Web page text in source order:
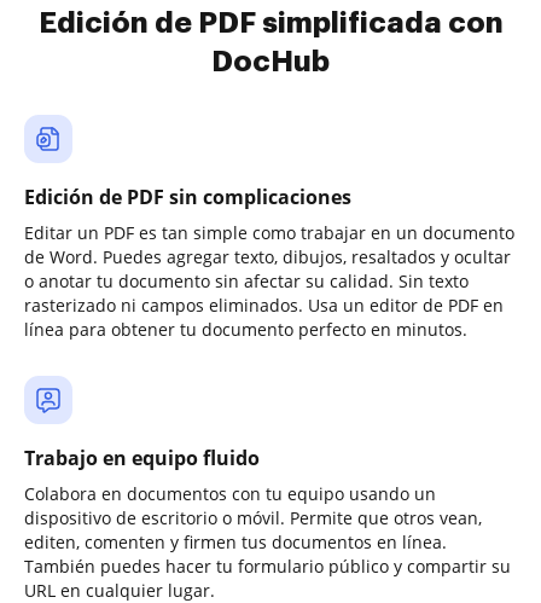
Edición de PDF simplificada con
DocHub
Edición de PDF sin complicaciones
Editar un PDF es tan simple como trabajar en un documento
de Word. Puedes agregar texto, dibujos, resaltados y ocultar
o anotar tu documento sin afectar su calidad. Sin texto
rasterizado ni campos eliminados. Usa un editor de PDF en
línea para obtener tu documento perfecto en minutos.
Trabajo en equipo fluido
Colabora en documentos con tu equipo usando un
dispositivo de escritorio o móvil. Permite que otros vean,
editen, comenten y firmen tus documentos en línea.
También puedes hacer tu formulario público y compartir su
URL en cualquier lugar.